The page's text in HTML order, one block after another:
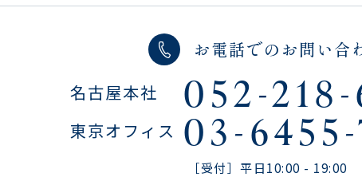
お電話でのお問い合
名古屋本社 052-
東京オフィス 03-6455-
［受付］平日10:00 - 19:00